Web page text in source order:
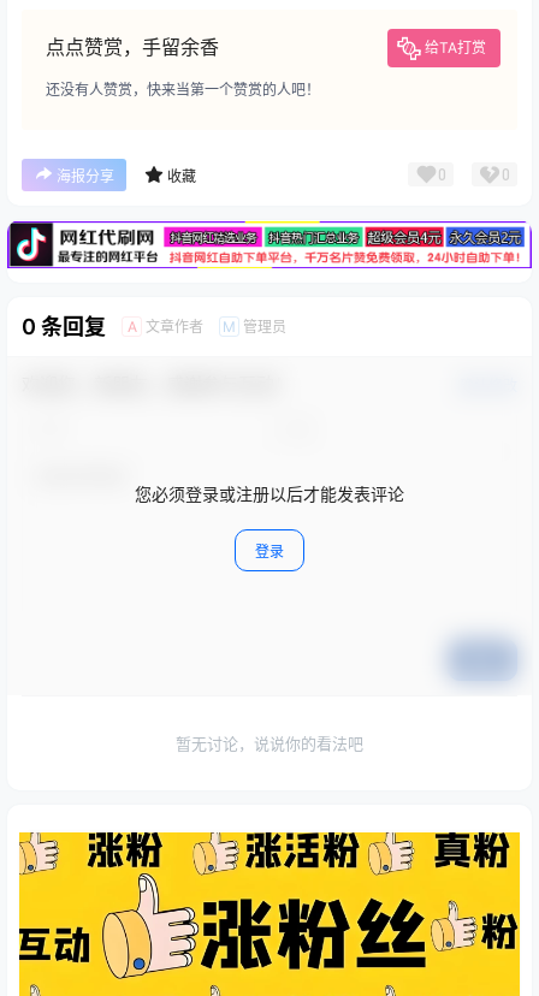
点点赞赏，手留余香 给TA打赏
还没有人赞赏，快来当第一个赞赏的人吧！
海报分享 收藏 0 0
广告
0 条回复 A 文章作者 M 管理员
您必须登录或注册以后才能发表评论
登录
暂无讨论，说说你的看法吧